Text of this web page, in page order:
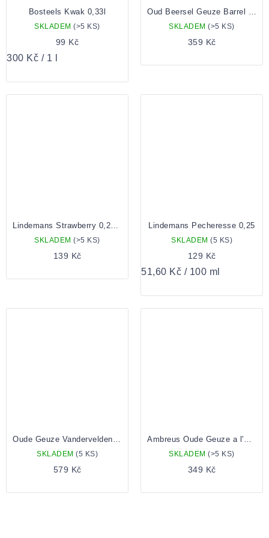
Bosteels Kwak 0,33l
SKLADEM(>5 KS)
99 Kč
Měrná
300 Kč / 1 l
SKLADEM(>5 KS)
359 Kč
SKLADEM(>5 KS)
139 Kč
Lindemans Pecheresse 0,25
SKLADEM (5 KS)
129 Kč
Měrná
51,60 Kč / 100 ml
SKLADEM (5 KS)
579 Kč
SKLADEM(>5 KS)
349 Kč